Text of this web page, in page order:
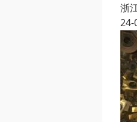
浙
24-